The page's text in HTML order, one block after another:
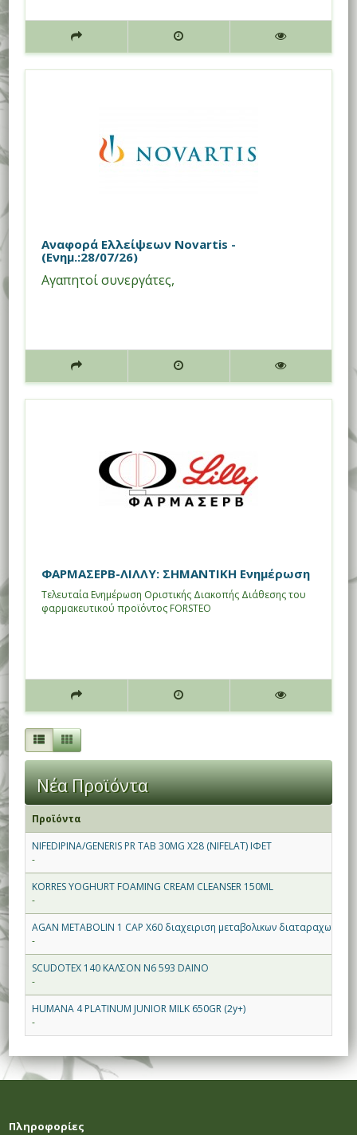
Αναφορά Ελλείψεων Novartis -
(Ενημ.:28/07/26)
Αγαπητοί συνεργάτες,
ΦΑΡΜΑΣΕΡΒ-ΛΙΛΛΥ: ΣΗΜΑΝΤΙΚΗ Ενημέρωση
Τελευταία Ενημέρωση Οριστικής Διακοπής Διάθεσης του
φαρμακευτικού προϊόντος FORSTEO
Νέα Προϊόντα
Προϊόντα
NIFEDIPINA/GENERIS PR TAB 30MG X28 (NIFELAT) ΙΦΕΤ
-
KORRES YOGHURT FOAMING CREAM CLEANSER 150ML
-
AGAN METABOLIN 1 CAP X60 διαχειριση μεταβολικων διαταραχων
-
SCUDOTEX 140 ΚΑΛΣΟΝ N6 593 DAINO
-
HUMANA 4 PLATINUM JUNIOR MILK 650GR (2y+)
-
Πληροφορίες